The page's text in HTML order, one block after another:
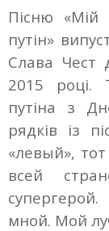
Пісню
путін»
Слава Чест
2015 році.
путіна з
рядків із
«левый»,
всей
мной. Мой